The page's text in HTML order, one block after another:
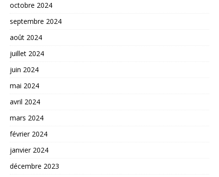
octobre 2024
septembre 2024
août 2024
juillet 2024
juin 2024
mai 2024
avril 2024
mars 2024
février 2024
janvier 2024
décembre 2023